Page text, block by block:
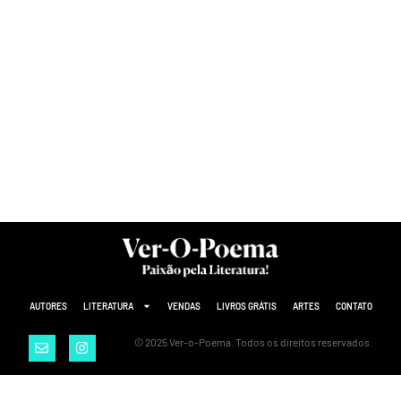
AUTORES LITERATURA VENDAS LIVROS GRÁTIS ARTES CONTATO
© 2025 Ver-o-Poema. Todos os direitos reservados.